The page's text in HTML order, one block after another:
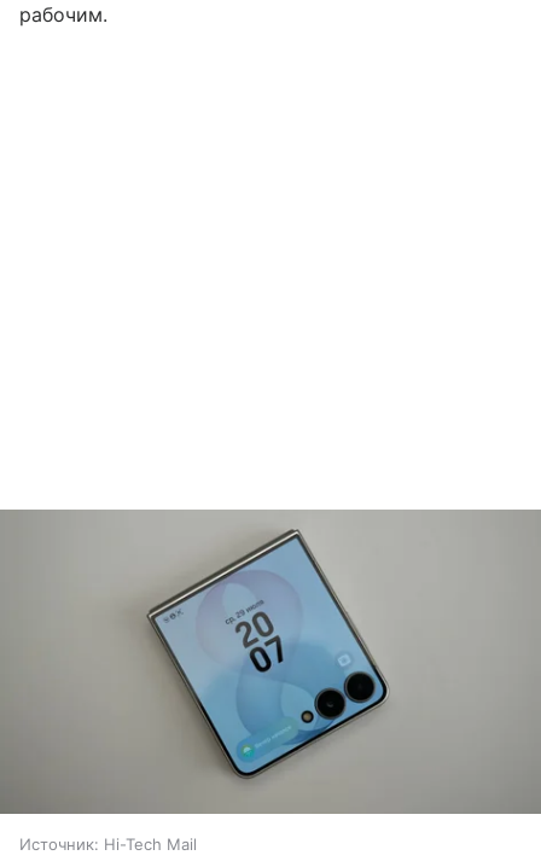
рабочим.
Источник: Hi-Tech Mail